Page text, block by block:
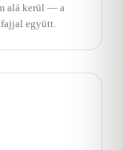
alá kerül — a
együtt.